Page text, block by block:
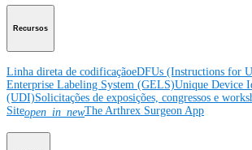
Recursos
Linha direta de codificaçãoeDFUs (Instructions for
Enterprise Labeling System (GELS)Unique Device
(UDI)Solicitações de exposições, congressos e
Siteopen_in_newThe Arthrex Surgeon App